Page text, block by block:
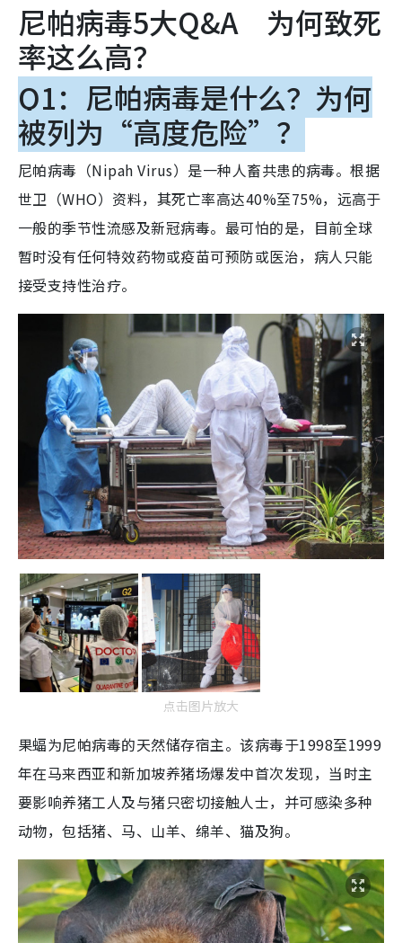
尼帕病毒5大Q&A 为何致死
率这么高？
Q1：尼帕病毒是什么？为何
被列为“高度危险”？
尼帕病毒（Nipah Virus）是一种人畜共患的病毒。根据
世卫（WHO）资料，其死亡率高达40%至75%，远高于
一般的季节性流感及新冠病毒。最可怕的是，目前全球
暂时没有任何特效药物或疫苗可预防或医治，病人只能
接受支持性治疗。
点击图片放大
果蝠为尼帕病毒的天然储存宿主。该病毒于1998至1999
年在马来西亚和新加坡养猪场爆发中首次发现，当时主
要影响养猪工人及与猪只密切接触人士，并可感染多种
动物，包括猪、马、山羊、绵羊、猫及狗。